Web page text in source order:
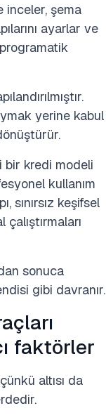
inceler, şema
ayarlar ve
yerine kabul
bir kredi modeli
kullanım
sınırsız keşifsel
çalıştırmaları
sonuca
gibi davranır.
faktörler
altısı da